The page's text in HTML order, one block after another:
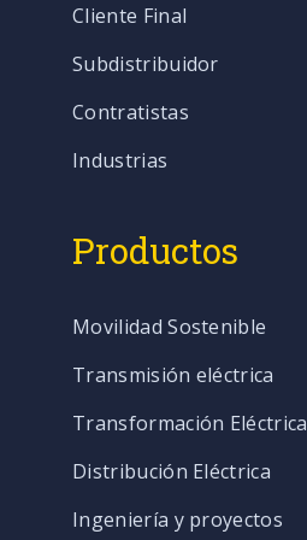
Cliente Final
Subdistribuidor
Contratistas
Industrias
Productos
Movilidad Sostenible
Transmisión eléctrica
Transformación Eléctrica
Distribución Eléctrica
Ingeniería y proyectos